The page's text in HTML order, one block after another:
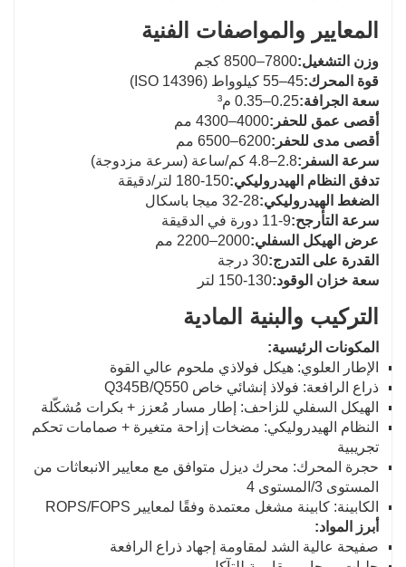
المعايير والمواصفات الفنية
وزن التشغيل:7800–8500 كجم
قوة المحرك:45–55 كيلوواط (ISO 14396)
سعة الجرافة:0.25–0.35 م³
أقصى عمق للحفر:4000–4300 مم
أقصى مدى للحفر:6200–6500 مم
سرعة السفر:2.8–4.8 كم/ساعة (سرعة مزدوجة)
تدفق النظام الهيدروليكي:150-180 لتر/دقيقة
الضغط الهيدروليكي:28-32 ميجا باسكال
سرعة التأرجح:9-11 دورة في الدقيقة
عرض الهيكل السفلي:2000–2200 مم
القدرة على التدرج:30 درجة
سعة خزان الوقود:130-150 لتر
التركيب والبنية المادية
المكونات الرئيسية:
الإطار العلوي: هيكل فولاذي ملحوم عالي القوة
ذراع الرافعة: فولاذ إنشائي خاص Q345B/Q550
الهيكل السفلي للزاحف: إطار مسار مُعزز + بكرات مُشكّلة
النظام الهيدروليكي: مضخات إزاحة متغيرة + صمامات تحكم
تجريبية
حجرة المحرك: محرك ديزل متوافق مع معايير الانبعاثات من
المستوى 3/المستوى 4
الكابينة: كابينة مشغل معتمدة وفقًا لمعايير ROPS/FOPS
أبرز المواد:
صفيحة عالية الشد لمقاومة إجهاد ذراع الرافعة